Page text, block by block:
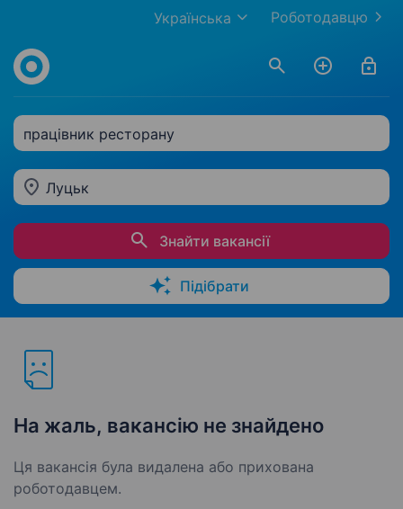
Роботодавцю
Українська
працівник ресторану
Луцьк
Знайти вакансії
Підібрати
На жаль, вакансію не знайдено
Ця вакансія була видалена або прихована
роботодавцем.